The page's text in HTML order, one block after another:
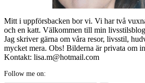
Mitt i uppförsbacken bor vi. Vi har två
och en katt. Välkommen till min
Jag skriver gärna om våra resor, livsstil,
mycket mera. Obs! Bilderna är privata om
Kontakt: lisa.m@hotmail.com
Follow me on: